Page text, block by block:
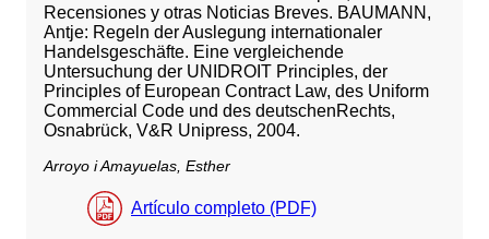
Recensiones y otras Noticias Breves. BAUMANN,
Antje: Regeln der Auslegung internationaler
Handelsgeschäfte. Eine vergleichende
Untersuchung der UNIDROIT Principles, der
Principles of European Contract Law, des Uniform
Commercial Code und des deutschenRechts,
Osnabrück, V&R Unipress, 2004.
Arroyo i Amayuelas, Esther
Artículo completo (PDF)